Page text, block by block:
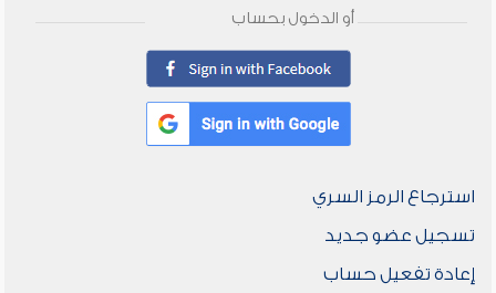
أو الدخول بحساب
استرجاع الرمز السري
تسجيل عضو جديد
إعادة تفعيل حساب